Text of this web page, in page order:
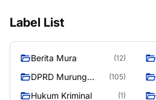
Label List
Berita Mura (12)
DPRD Murung
Raya
(105)
Hukum Kriminal (1)